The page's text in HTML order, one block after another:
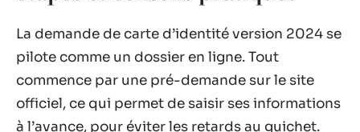
La demande de carte d’identité version 2024 se
pilote comme un dossier en ligne. Tout
commence par une pré-demande sur le site
officiel, ce qui permet de saisir ses informations
à l’avance, pour éviter les retards au guichet.